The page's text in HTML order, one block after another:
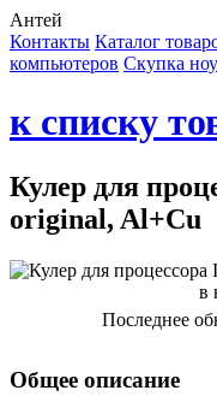
Антей
Контакты Каталог
компьютеров Cкупка
к списку
Кулер для
original, Al+Cu
в
Последнее
Общее описание